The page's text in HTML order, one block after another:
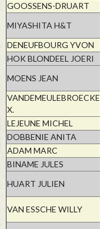
GOOSSENS-DRUART
MIYASHITA H&T
DENEUFBOURG YVON
HOK BLONDEEL JOERI
MOENS JEAN
VANDEMEULEBROECKE
X.
LEJEUNE MICHEL
DOBBENIE ANITA
ADAM MARC
BINAME JULES
HUART JULIEN
VAN ESSCHE WILLY